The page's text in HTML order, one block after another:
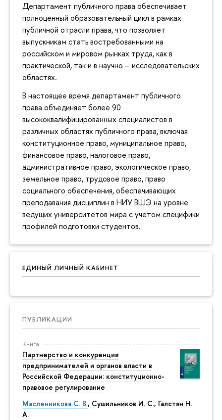
Департамент публичного права обеспечивает
полноценный образовательный цикл в рамках
публичной отрасли права, что позволяет
выпускникам стать востребованными на
российском и мировом рынках труда, как в
практической, так и в научно – исследовательских
областях.
В настоящее время департамент публичного
права объединяет более 90
высококвалифицированных специалистов в
различных областях публичного права, включая
конституционное право, муниципальное право,
финансовое право, налоговое право,
административное право, экологическое право,
земельное право, трудовое право, право
социального обеспечения, обеспечивающих
преподавания дисциплин в НИУ ВШЭ на уровне
ведущих университетов мира с учетом специфики
профилей подготовки студентов.
ЕДИНЫЙ ЛИЧНЫЙ КАБИНЕТ
ПУБЛИКАЦИИ
Книга
Партнерство и конкуренция
предпринимателей и органов власти в
Российской Федерации: конституционно-
правовое регулирование
Масленникова С. В., Сушильников И. С., Галстян Н.
А.